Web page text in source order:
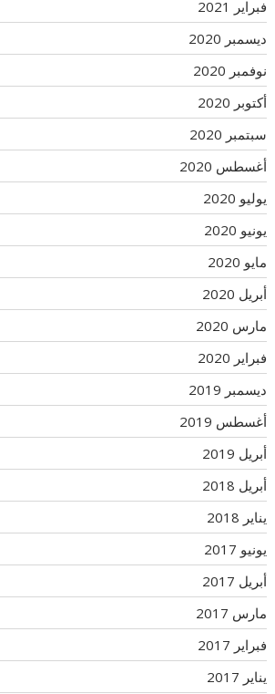
فبراير 2021
ديسمبر 2020
نوفمبر 2020
أكتوبر 2020
سبتمبر 2020
أغسطس 2020
يوليو 2020
يونيو 2020
مايو 2020
أبريل 2020
مارس 2020
فبراير 2020
ديسمبر 2019
أغسطس 2019
أبريل 2019
أبريل 2018
يناير 2018
يونيو 2017
أبريل 2017
مارس 2017
فبراير 2017
يناير 2017